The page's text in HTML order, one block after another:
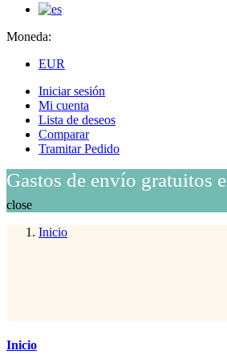
Moneda:
EUR
Iniciar sesión
Mi cuenta
Lista de deseos
Comparar
Tramitar Pedido
Gastos de envío gratuitos
close
Inicio
Inicio